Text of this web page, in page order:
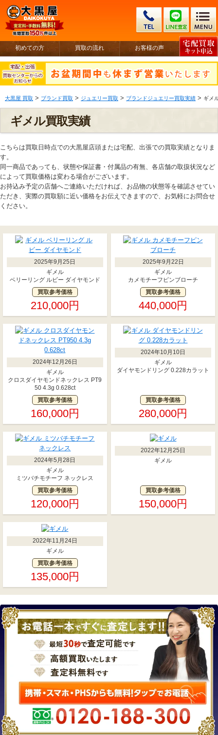
初めての方 買取の流れ お客様の声
大黒屋 買取 > ブランド買取 > ジュエリー買取 > ブランドジュエリー買取実績 > ギメ
ギメル買取実績
こちらは買取日時点での大黒屋店頭または宅配、出張での買取実績となりま
す。
同一商品であっても、状態や保証書・付属品の有無、各店舗の取扱状況など
によって買取価格は変わる場合がございます。
お持込み予定の店舗へご連絡いただければ、お品物の状態等を確認させてい
ただき、実際の買取額に近い価格をお伝えできますので、お気軽にお問合せ
ください。
2025年9月25日
ギメル
ベリーリング ルビー ダイヤモンド
買取参考価格
210,000円
2025年9月22日
ギメル
カメモチーフピンブローチ
買取参考価格
440,000円
2024年12月26日
ギメル
クロスダイヤモンドネックレス PT9
50 4.3g 0.628ct
買取参考価格
160,000円
2024年10月10日
ギメル
ダイヤモンドリング 0.228カラット
買取参考価格
280,000円
2024年5月28日
ギメル
ミツバチモチーフ ネックレス
買取参考価格
120,000円
2022年12月25日
ギメル
買取参考価格
150,000円
2022年11月24日
ギメル
買取参考価格
135,000円